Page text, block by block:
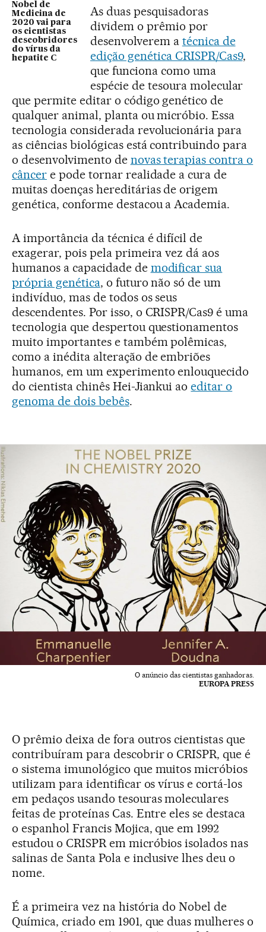
Nobel de
Medicina de
2020 vai para
os cientistas
descobridores
do vírus da
hepatite C
As duas pesquisadoras
dividem o prêmio por
desenvolverem a técnica de
edição genética CRISPR/Cas9,
que funciona como uma
espécie de tesoura molecular
que permite editar o código genético de
qualquer animal, planta ou micróbio. Essa
tecnologia considerada revolucionária para
as ciências biológicas está contribuindo para
o desenvolvimento de novas terapias contra o
câncere pode tornar realidade a cura de
muitas doenças hereditárias de origem
genética, conforme destacou a Academia.
A importância da técnica é difícil de
exagerar, pois pela primeira vez dá aos
humanos a capacidade de modificar sua
própria genética, o futuro não só de um
indivíduo, mas de todos os seus
descendentes. Por isso, o CRISPR/Cas9 é uma
tecnologia que despertou questionamentos
muito importantes e também polêmicas,
como a inédita alteração de embriões
humanos, em um experimento enlouquecido
do cientista chinês Hei-Jiankui aoeditar o
genoma de dois bebês.
O anúncio das cientistas ganhadoras.
EUROPA PRESS
O prêmio deixa de fora outros cientistas que
contribuíram para descobrir o CRISPR, que é
o sistema imunológico que muitos micróbios
utilizam para identificar os vírus e cortá-los
em pedaços usando tesouras moleculares
feitas de proteínas Cas. Entre eles se destaca
o espanhol Francis Mojica, que em 1992
estudou o CRISPR em micróbios isolados nas
salinas de Santa Pola e inclusive lhes deu o
nome.
É a primeira vez na história do Nobel de
Química, criado em 1901, que duas mulheres o